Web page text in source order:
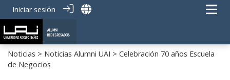
Iniciar sesión
Noticias > Noticias Alumni UAI > Celebración 70 años Escuela
de Negocios